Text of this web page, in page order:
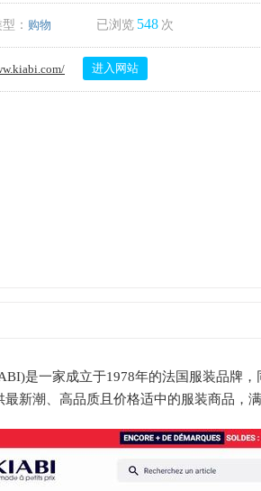
： 购物 已浏览 548 次
进入网站
是一家成立于1978年的法国服装品牌，
新潮、高品质且价格适中的服装商品，